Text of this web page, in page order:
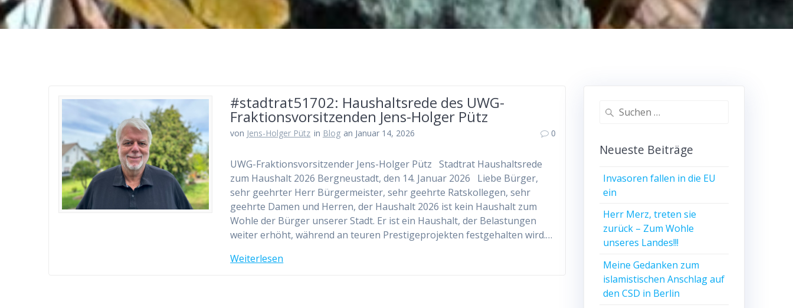
#stadtrat51702: Haushaltsrede des UWG-
Fraktionsvorsitzenden Jens-Holger Pütz
von Jens-Holger Pütz in Blog an Januar 14, 2026 0
UWG-Fraktionsvorsitzender Jens-Holger Pütz Stadtrat Haushaltsrede
zum Haushalt 2026 Bergneustadt, den 14. Januar 2026 Liebe Bürger,
sehr geehrter Herr Bürgermeister, sehr geehrte Ratskollegen, sehr
geehrte Damen und Herren, der Haushalt 2026 ist kein Haushalt zum
Wohle der Bürger unserer Stadt. Er ist ein Haushalt, der Belastungen
weiter erhöht, während an teuren Prestigeprojekten festgehalten wird.…
Weiterlesen
Suchen
Neueste Beiträge
Invasoren fallen in die EU
ein
Herr Merz, treten sie
zurück – Zum Wohle
unseres Landes!!!
Meine Gedanken zum
islamistischen Anschlag auf
den CSD in Berlin